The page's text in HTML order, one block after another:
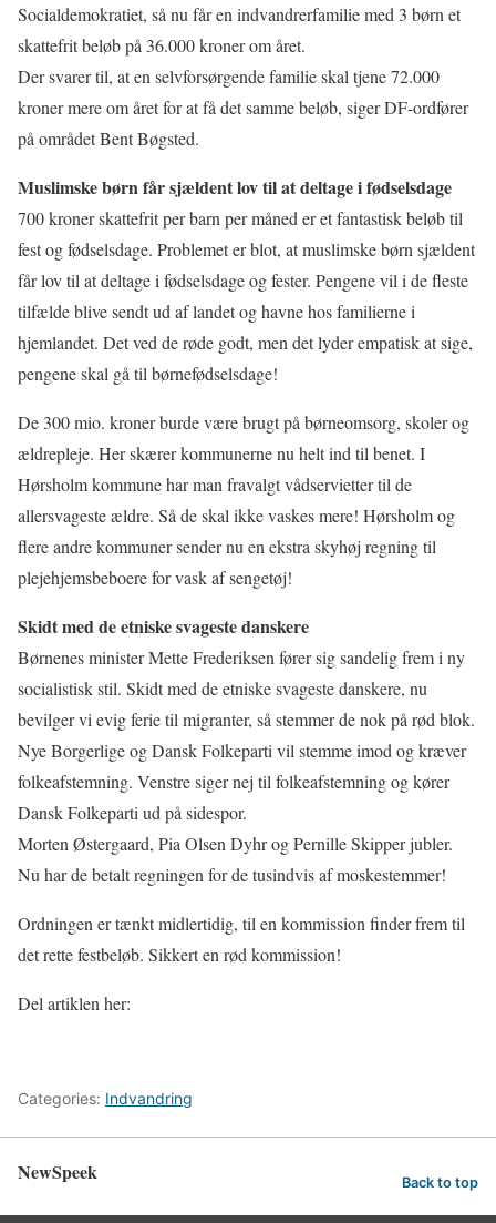
Socialdemokratiet, så nu får en indvandrerfamilie med 3 børn et
skattefrit beløb på 36.000 kroner om året.
Der svarer til, at en selvforsørgende familie skal tjene 72.000
kroner mere om året for at få det samme beløb, siger DF-ordfører
på området Bent Bøgsted.
Muslimske børn får sjældent lov til at deltage i fødselsdage
700 kroner skattefrit per barn per måned er et fantastisk beløb til
fest og fødselsdage. Problemet er blot, at muslimske børn sjældent
får lov til at deltage i fødselsdage og fester. Pengene vil i de fleste
tilfælde blive sendt ud af landet og havne hos familierne i
hjemlandet. Det ved de røde godt, men det lyder empatisk at sige,
pengene skal gå til børnefødselsdage!
De 300 mio. kroner burde være brugt på børneomsorg, skoler og
ældrepleje. Her skærer kommunerne nu helt ind til benet. I
Hørsholm kommune har man fravalgt vådservietter til de
allersvageste ældre. Så de skal ikke vaskes mere! Hørsholm og
flere andre kommuner sender nu en ekstra skyhøj regning til
plejehjemsbeboere for vask af sengetøj!
Skidt med de etniske svageste danskere
Børnenes minister Mette Frederiksen fører sig sandelig frem i ny
socialistisk stil. Skidt med de etniske svageste danskere, nu
bevilger vi evig ferie til migranter, så stemmer de nok på rød blok.
Nye Borgerlige og Dansk Folkeparti vil stemme imod og kræver
folkeafstemning. Venstre siger nej til folkeafstemning og kører
Dansk Folkeparti ud på sidespor.
Morten Østergaard, Pia Olsen Dyhr og Pernille Skipper jubler.
Nu har de betalt regningen for de tusindvis af moskestemmer!
Ordningen er tænkt midlertidig, til en kommission finder frem til
det rette festbeløb. Sikkert en rød kommission!
Del artiklen her:
Categories: Indvandring
NewSpeek Back to top